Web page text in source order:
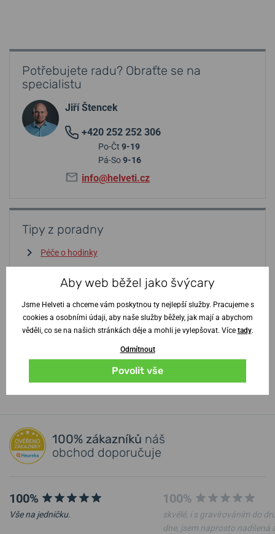
Potřebujete radu? Obraťte se na
specialistu
Jiří Štencek
+420 252 252 306
Po-Čt 9-19
Pá-So9-16
info@helveti.cz
Tipy z poradny
Péče o hodinky
Jak vybrat hodinky?
Péče o řemínek
Videoprohlídka hodinek
Vstoupit do poradny
100% zákazníků náš
obchod doporučuje
100%
Vše na jedničku.
100%
skvělé, i s gravírováním do
dne, jsem naprosto nadšená
Aby web běžel jako švýcary
Jsme Helveti a chceme vám poskytnou ty nejlepší služby. Pracujeme s
cookies a osobními údaji, aby naše služby běžely, jak mají a abychom
věděli, co se na našich stránkách děje a mohli je vylepšovat. Více tady.
Odmítnout
Povolit vše